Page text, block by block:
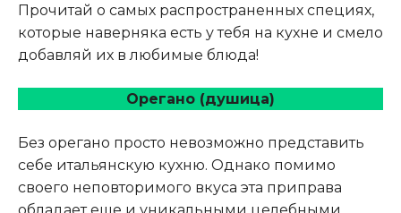
Прочитай о самых распространенных специях,
которые наверняка есть у тебя на кухне и смело
добавляй их в любимые блюда!
Орегано (душица)
Без орегано просто невозможно представить
себе итальянскую кухню. Однако помимо
своего неповторимого вкуса эта приправа
обладает еще и уникальными целебными